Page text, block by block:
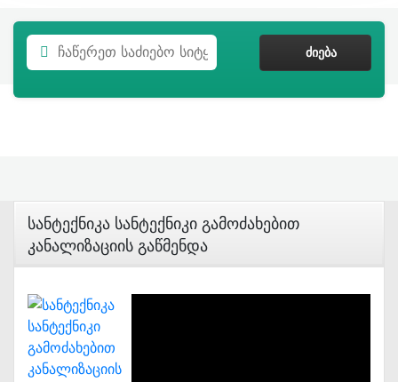
ᲫᲘᲔᲑᲐ
Სანტექნიკა Სანტექნიკი Გამოძახებით
Კანალიზაციის Გაწმენდა